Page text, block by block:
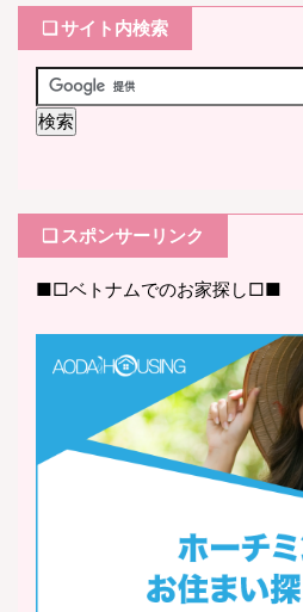
❏ サイト内検索
❏ スポンサーリンク
■□ベトナムでのお家探し□■